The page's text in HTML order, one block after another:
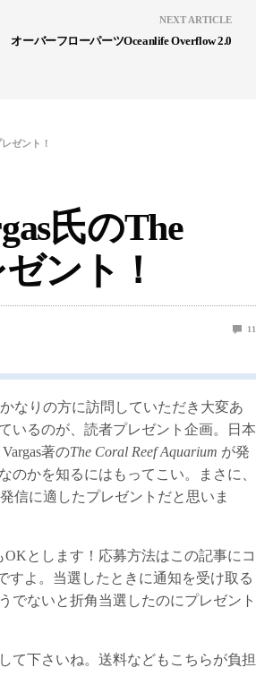
NEXT ARTICLE
オーバーフローパーツOceanlife Overflow 2.0
ゼント！
氏のThe
ント！
11
なりの方に訪問していただき大変あ
いるのが、読者プレゼント企画。日本
著のThe Coral Reef Aquarium が発
かを知るにはもってこい。まさに、
信に適したプレゼントだと思いま
とします！応募方法はこの記事にコ
すよ。当選したときに通知を受け取る
でないと折角当選したのにプレゼント
て下さいね。送料などもこちらが負担